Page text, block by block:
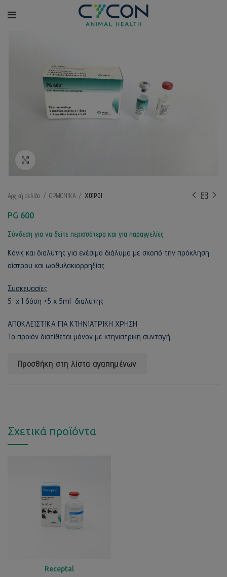
Αρχική σελίδα ΟΡΜΟΝΙΚΑ ΧΟΙΡΟΙ
PG 600
Σύνδεση για να δείτε περισσότερα και για παραγγελίες
Κόνις και διαλύτης για ενέσιμο διάλυμα με σκοπό την πρόκληση
οίστρου και ωοθυλακιορρηξίας.
Συσκευασίες
5 x 1 δόση +5 x 5ml διαλύτης
ΑΠΟΚΛΕΙΣΤΙΚΑ ΓΙΑ ΚΤΗΝΙΑΤΡΙΚΗ ΧΡΗΣΗ
Το προιόν διατίθεται μόνον με κτηνιατρική συνταγή.
Προσθήκη στη λίστα αγαπημένων
Σχετικά προϊόντα
Receptal